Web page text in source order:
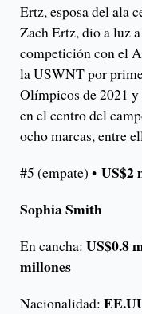
Ertz, esposa del ala
Zach Ertz, dio a luz
competición con el
la USWNT por
Olímpicos de 2021 y
en el centro del
ocho marcas, entre
#5 (empate) • US$2
Sophia Smith
En cancha: US$0.8
millones
Nacionalidad: